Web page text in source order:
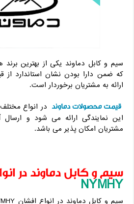
سیم و کابل دماوند یکی از بهترین برند
که ضمن دارا بودن نشان استاندارد از
ارائه به مشتریان برخوردار است.
قیمت محصولات دماوند در انواع
این نمایندگی ارائه می شود و ارسال
مشتریان امکان پذیر می باشد.
سیم و کابل دماوند در
NYMHY